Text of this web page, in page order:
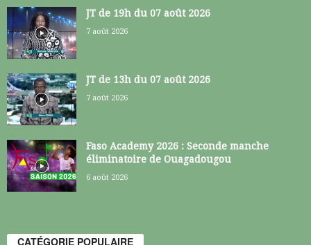
JT de 19h du 07 août 2026
7 août 2026
JT de 13h du 07 août 2026
7 août 2026
Faso Academy 2026 : Seconde manche
éliminatoire de Ouagadougou
6 août 2026
CATÉGORIE POPULAIRE